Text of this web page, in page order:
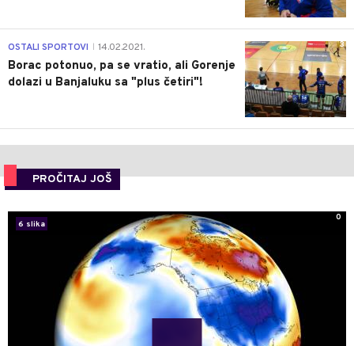
3
OSTALI SPORTOVI 14.02.2021.
Borac potonuo, pa se vratio, ali Gorenje
dolazi u Banjaluku sa "plus četiri"!
PROČITAJ JOŠ
6 slika
0